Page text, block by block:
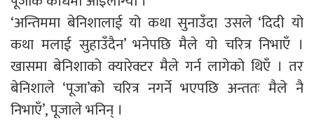
‘अन्तिममा बेनिशालाई यो कथा सुनाउँदा उसले ‘दिदी यो
कथा मलाई सुहाउँदैन’ भनेपछि मैले यो चरित्र निभाएँ ।
खासमा बेनिशाको क्यारेक्टर मैले गर्न लागेको थिएँ । तर
बेनिशाले ‘पूजा’को चरित्र नगर्ने भएपछि अन्ततः मैले नै
निभाएँ’, पूजाले भनिन् ।